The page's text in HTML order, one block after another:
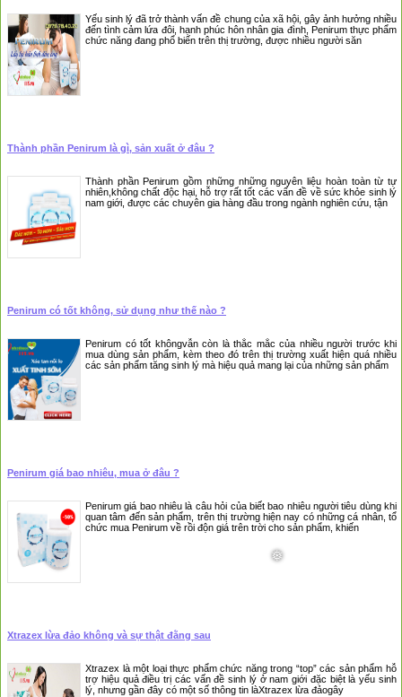
Yếu sinh lý đã trở thành vấn đề chung của xã hội, gây ảnh hưởng nhiều
đến tình cảm lứa đôi, hạnh phúc hôn nhân gia đình, Penirum thực phẩm
chức năng đang phổ biến trên thị trường, được nhiều người săn
Thành phần Penirum là gì, sản xuất ở đâu ?
Thành phần Penirum gồm những những nguyên liệu hoàn toàn từ tự
nhiên,không chất độc hại, hỗ trợ rất tốt các vấn đề về sức khỏe sinh lý
nam giới, được các chuyên gia hàng đầu trong ngành nghiên cứu, tận
Penirum có tốt không, sử dụng như thế nào ?
Penirum có tốt khôngvẫn còn là thắc mắc của nhiều người trước khi
mua dùng sản phẩm, kèm theo đó trên thị trường xuất hiện quá nhiều
các sản phẩm tăng sinh lý mà hiệu quả mang lại của những sản phẩm
Penirum giá bao nhiêu, mua ở đâu ?
Penirum giá bao nhiêu là câu hỏi của biết bao nhiêu người tiêu dùng khi
quan tâm đến sản phẩm, trên thị trường hiện nay có những cá nhân, tổ
chức mua Penirum về rồi độn giá trên trời cho sản phẩm, khiến
Xtrazex lừa đảo không và sự thật đằng sau
Xtrazex là một loại thực phẩm chức năng trong “top” các sản phẩm hỗ
trợ hiệu quả điều trị các vấn đề sinh lý ở nam giới đặc biệt là yếu sinh
lý, nhưng gần đây có một số thông tin làXtrazex lừa đảogây